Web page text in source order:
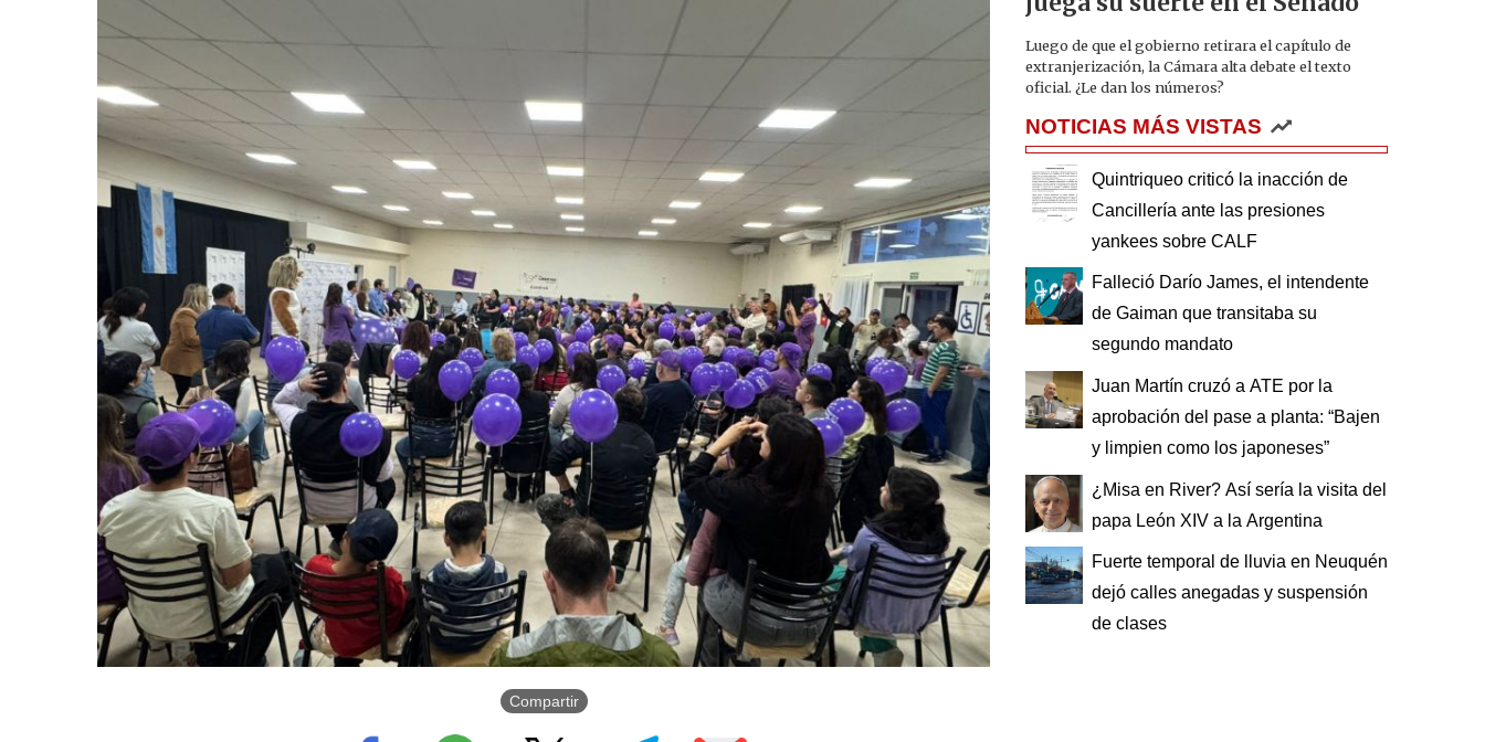
Compartir
Luego de que el gobierno retirara el capítulo de
extranjerización, la Cámara alta debate el texto
oficial. ¿Le dan los números?
NOTICIAS MÁS VISTAS
Quintriqueo criticó la inacción de
Cancillería ante las presiones
yankees sobre CALF
Falleció Darío James, el intendente
de Gaiman que transitaba su
segundo mandato
Juan Martín cruzó a ATE por la
aprobación del pase a planta: “Bajen
y limpien como los japoneses”
¿Misa en River? Así sería la visita del
papa León XIV a la Argentina
Fuerte temporal de lluvia en Neuquén
dejó calles anegadas y suspensión
de clases